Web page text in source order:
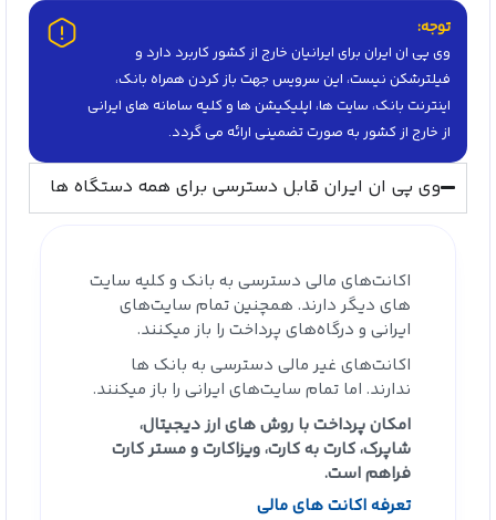
توجه:
وی پی ان ایران برای ایرانیان خارج از کشور کاربرد دارد و
فیلترشکن نیست، این سرویس جهت باز کردن همراه بانک،
اینترنت بانک، سایت ها، اپلیکیشن ها و کلیه سامانه های ایرانی
از خارج از کشور به صورت تضمینی ارائه می گردد.
وی پی ان ایران قابل دسترسی برای همه دستگاه ها
اکانت‌های مالی دسترسی به بانک‌ و کلیه سایت
های دیگر دارند. همچنین تمام سایت‌های
ایرانی و درگاه‌های پرداخت را باز میکنند.
اکانت‌های غیر مالی دسترسی به بانک ها
ندارند. اما تمام سایت‌های ایرانی را باز میکنند.
امکان پرداخت با روش های ارز دیجیتال،
شاپرک، کارت به کارت، ویزاکارت و مستر کارت
فراهم است.
تعرفه اکانت های مالی